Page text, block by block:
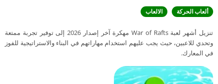
ألعاب الحركة الالعاب
تنزيل أشهر لعبة War of Rafts مهكرة آخر إصدار 2026 إلى توفير تجربة ممتعة
وتحدي للاعبين، حيث يجب عليهم استخدام مهاراتهم في البناء والاستراتيجية للفوز
في المعارك.